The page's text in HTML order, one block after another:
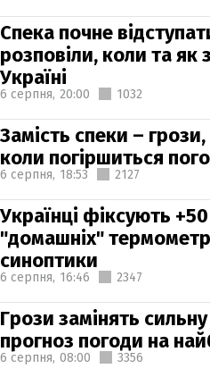
Спека почне
розповіли, коли та як
Україні
6 серпня, 20:00 1032
Замість спеки –
коли погіршиться
6 серпня, 18:53 2127
Українці фіксують
"домашніх"
синоптики
6 серпня, 16:46 2347
Грози замінять
прогноз погоди на
6 серпня, 08:00 3356